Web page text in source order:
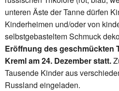
unteren Äste der Tanne dürfen
Kinderheimen und/oder von
selbstgebasteltem Schmuck
Eröffnung des geschmückten
Kreml am 24. Dezember statt.
Tausende Kinder aus
Russland eingeladen.